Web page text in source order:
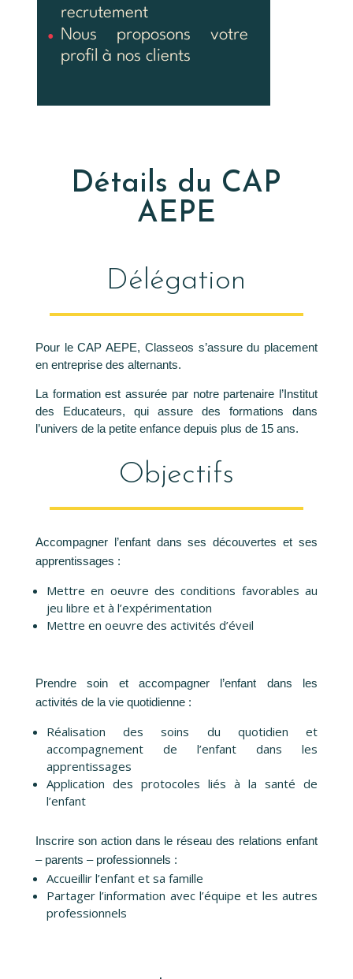
Détails du CAP
AEPE
Délégation
Pour le CAP AEPE, Classeos s’assure du placement
en entreprise des alternants.
La formation est assurée par notre partenaire l’Institut
des Educateurs, qui assure des formations dans
l’univers de la petite enfance depuis plus de 15 ans.
Objectifs
Accompagner l’enfant dans ses découvertes et ses
apprentissages :
Mettre en oeuvre des conditions favorables au
jeu libre et à l’expérimentation
Mettre en oeuvre des activités d’éveil
Prendre soin et accompagner l’enfant dans les
activités de la vie quotidienne :
Réalisation des soins du quotidien et
accompagnement de l’enfant dans les
apprentissages
Application des protocoles liés à la santé de
l’enfant
Inscrire son action dans le réseau des relations enfant
– parents – professionnels :
Accueillir l’enfant et sa famille
Partager l’information avec l’équipe et les autres
professionnels